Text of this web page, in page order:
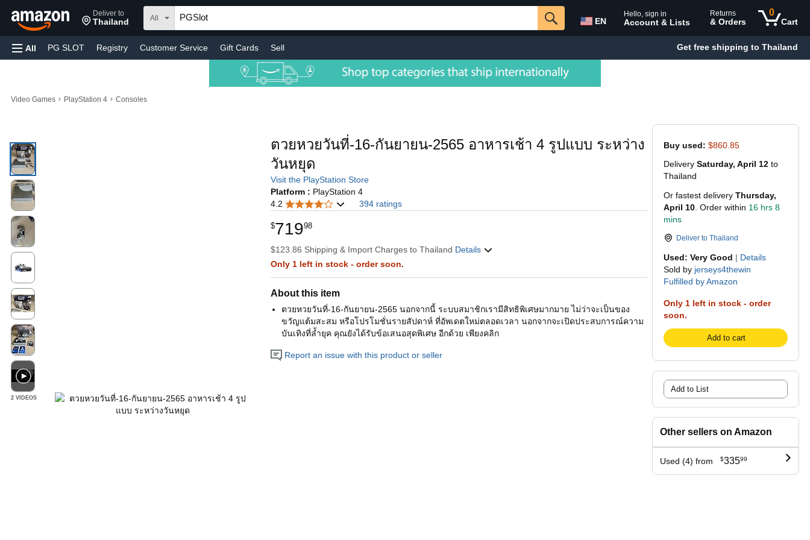
Deliver to
Thailand All EN
Hello, sign in
Account & Lists
Returns
& Orders
0
Cart
All PG SLOT Registry Customer Service Gift Cards Sell Get free shipping to Thailand
Video Games › PlayStation 4 › Consoles
Buy used: $860.85
Delivery Saturday, April 12 to
Thailand
Or fastest delivery Thursday,
April 10 . Order within 16 hrs 8
mins
Deliver to Thailand
Used: Very Good | Details
Sold by jerseys4thewin
Fulfilled by Amazon
Only 1 left in stock - order
soon.
Add to cart
Add to List
Other sellers on Amazon
Used (4) from $33599
2 VIDEOS
ตวยหวยวันที่-16-กันยายน-2565 อาหารเช้า 4 รูปแบบ ระหว่าง
วันหยุด
Visit the PlayStation Store
Platform : PlayStation 4
4.2
394 ratings
$71998
$123.86 Shipping & Import Charges to Thailand Details
Only 1 left in stock - order soon.
About this item
ตวยหวยวันที่-16-กันยายน-2565 นอกจากนี้ ระบบสมาชิกเรามีสิทธิพิเศษมากมาย ไม่ว่าจะเป็นของ
ขวัญแต้มสะสม หรือโปรโมชั่นรายสัปดาห์ ที่อัพเดตใหม่ตลอดเวลา นอกจากจะเปิดประสบการณ์ความ
บันเทิงที่ล้ำยุค คุณยังได้รับข้อเสนอสุดพิเศษ อีกด้วย เพียงคลิก
Report an issue with this product or seller